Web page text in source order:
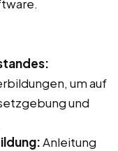
um auf
und
Anleitung